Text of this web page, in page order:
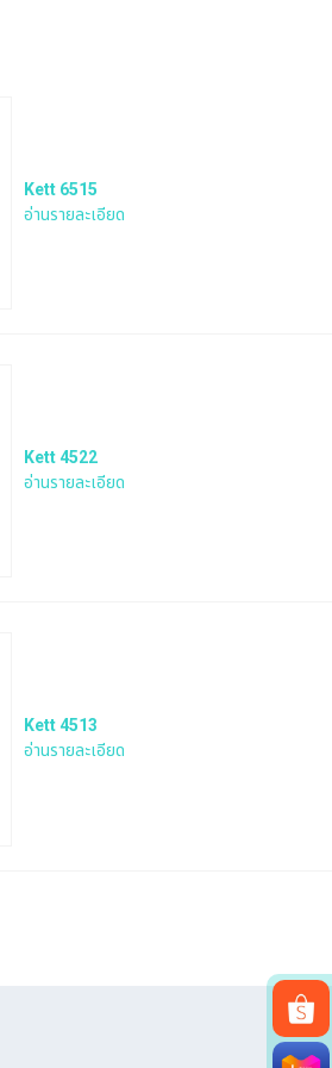
Kett 6515
อ่านรายละเอียด
Kett 4522
อ่านรายละเอียด
Kett 4513
อ่านรายละเอียด